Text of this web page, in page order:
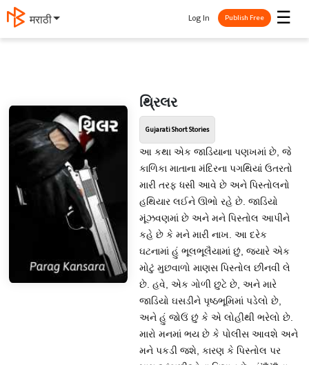
मराठी ☰
Log In Publish Free
થ્રિલર
Gujarati Short Stories
આ કથા એક જાડિયાના પણખમાં છે, જે
કાળિકા માતાના મંદિરના પગથિયાં ઉતરતો
મારી તરફ ધસી આવે છે અને પિસ્તોલનો
હથિયાર લઈને ઊભો રહે છે. જાડિયો
મૂંઝવણમાં છે અને મને પિસ્તોલ આપીને
કહે છે કે મને મારી નાખ. આ દરેક
ઘટનામાં હું ભૂલભૂલૈયામાં છું, જ્યારે એક
મોટું મુછવાળો માણસ પિસ્તોલ છીનવી લે
છે. હવે, એક ગોળી છુટે છે, અને મારે
જાડિયો ઘસડીને પૃષ્ઠભૂમિમાં પડેલો છે,
અને હું જોઉં છું કે એ લોહીથી ભરેલો છે.
મારો મનમાં ભય છે કે પોલીસ આવશે અને
મને પકડી જશે, કારણ કે પિસ્તોલ પર